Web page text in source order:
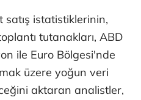
istatistiklerinin,
tutanakları, ABD
ile Euro Bölgesi'nde
üzere yoğun veri
aktaran analistler,